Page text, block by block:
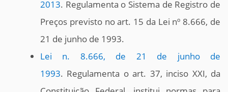
2013. Regulamenta o Sistema de Registro de
Preços previsto no art. 15 da Lei nº 8.666, de
21 de junho de 1993.
Lei n. 8.666, de 21 de junho de
1993. Regulamenta o art. 37, inciso XXI, da